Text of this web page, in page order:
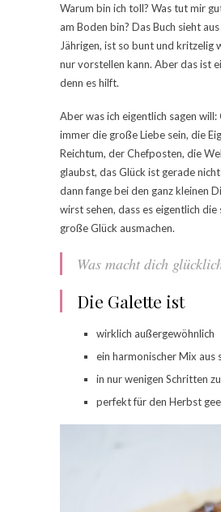
Warum bin ich toll? Was tut mir
am Boden bin? Das Buch sieht
Jährigen, ist so bunt und kritzelig
nur vorstellen kann. Aber das ist
denn es hilft.
Aber was ich eigentlich sagen will:
immer die große Liebe sein, die
Reichtum, der Chefposten, die
glaubst, das Glück ist gerade
dann fange bei den ganz kleinen
wirst sehen, dass es eigentlich die
große Glück ausmachen.
Was macht dich
Die Galette ist
wirklich außergewöhnlich
ein harmonischer Mix aus
in nur wenigen Schritten
perfekt für den Herbst